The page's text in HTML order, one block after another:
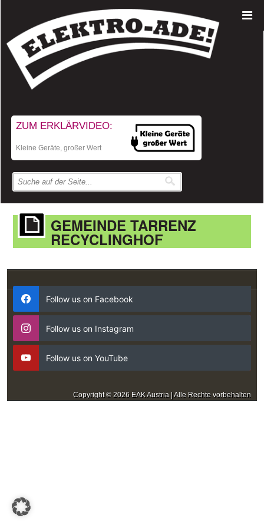
ZUM ERKLÄRVIDEO:
Kleine Geräte, großer Wert
GEMEINDE TARRENZ
RECYCLINGHOF
Follow us on Facebook
Follow us on Instagram
Follow us on YouTube
Copyright © 2026 EAK Austria | Alle Rechte vorbehalten